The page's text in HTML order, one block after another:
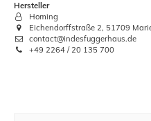
Hersteller
Homing
Eichendorffstraße 2, 51709
contact@indesfuggerhaus.de
+49 2264 / 20 135 700